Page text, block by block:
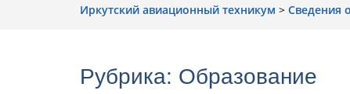
Иркутский авиационный техникум > Сведения
Рубрика: Образование